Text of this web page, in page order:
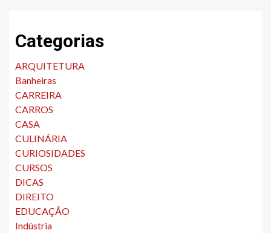
Categorias
ARQUITETURA
Banheiras
CARREIRA
CARROS
CASA
CULINÁRIA
CURIOSIDADES
CURSOS
DICAS
DIREITO
EDUCAÇÃO
Indústria